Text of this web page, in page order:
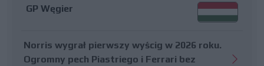
GP Węgier
Norris wygrał pierwszy wyścig w 2026 roku.
Ogromny pech Piastriego i Ferrari bez